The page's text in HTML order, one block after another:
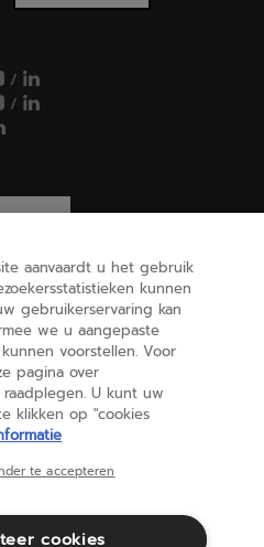
/
/
aanvaardt u het gebruik
kunnen
gebruikerservaring kan
we u aangepaste
voorstellen. Voor
pagina over
U kunt uw
klikken op "cookies
te accepteren
cookies